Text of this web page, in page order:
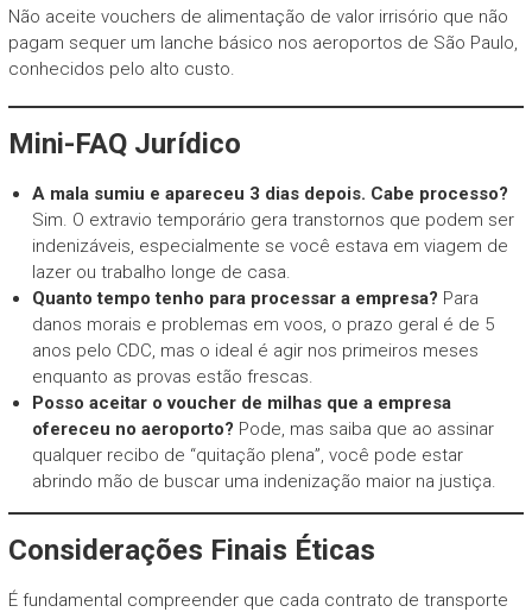
Não aceite vouchers de alimentação de valor irrisório que não
pagam sequer um lanche básico nos aeroportos de São Paulo,
conhecidos pelo alto custo.
Mini-FAQ Jurídico
A mala sumiu e apareceu 3 dias depois. Cabe processo?
Sim. O extravio temporário gera transtornos que podem ser
indenizáveis, especialmente se você estava em viagem de
lazer ou trabalho longe de casa.
Quanto tempo tenho para processar a empresa? Para
danos morais e problemas em voos, o prazo geral é de 5
anos pelo CDC, mas o ideal é agir nos primeiros meses
enquanto as provas estão frescas.
Posso aceitar o voucher de milhas que a empresa
ofereceu no aeroporto? Pode, mas saiba que ao assinar
qualquer recibo de “quitação plena”, você pode estar
abrindo mão de buscar uma indenização maior na justiça.
Considerações Finais Éticas
É fundamental compreender que cada contrato de transporte